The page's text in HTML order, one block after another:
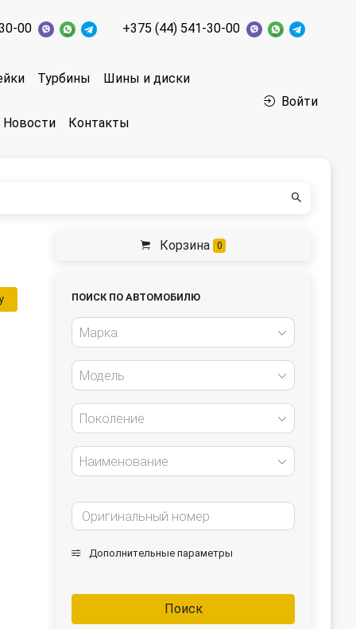
00 +375 (44) 541-30-00
Турбины Шины и диски
Новости Контакты
Войти
Корзина 0
ПОИСК ПО АВТОМОБИЛЮ
Марка
Модель
Поколение
Наименование
Дополнительные параметры
Поиск